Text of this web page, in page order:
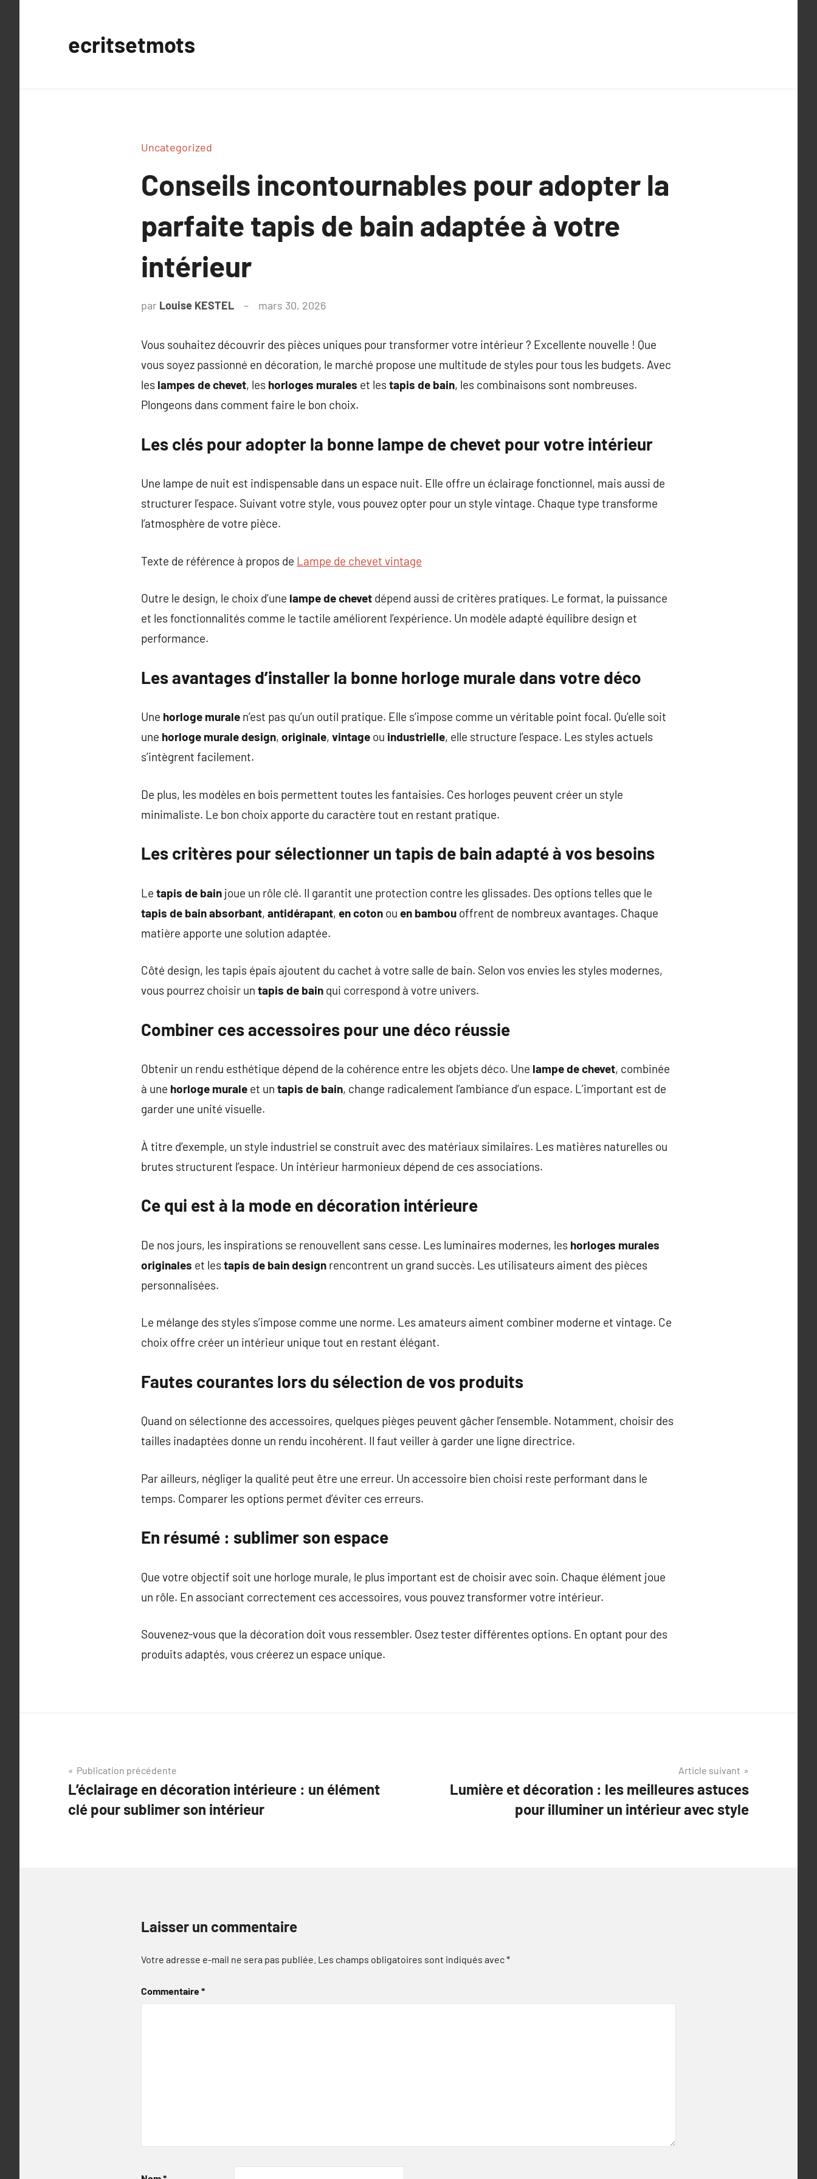
ecritsetmots
Uncategorized
Conseils incontournables pour adopter la
parfaite tapis de bain adaptée à votre
intérieur
par Louise KESTEL mars 30, 2026
Vous souhaitez découvrir des pièces uniques pour transformer votre intérieur ? Excellente nouvelle ! Que
vous soyez passionné en décoration, le marché propose une multitude de styles pour tous les budgets. Avec
les lampes de chevet, les horloges murales et lestapis de bain, les combinaisons sont nombreuses.
Plongeons dans comment faire le bon choix.
Les clés pour adopter la bonne lampe de chevet pour votre intérieur
Une lampe de nuit est indispensable dans un espace nuit. Elle offre un éclairage fonctionnel, mais aussi de
structurer l’espace. Suivant votre style, vous pouvez opter pour un style vintage. Chaque type transforme
l’atmosphère de votre pièce.
Texte de référence à propos de Lampe de chevet vintage
Outre le design, le choix d’une lampe de chevet dépend aussi de critères pratiques. Le format, la puissance
et les fonctionnalités comme le tactile améliorent l’expérience. Un modèle adapté équilibre design et
performance.
Les avantages d’installer la bonne horloge murale dans votre déco
Une horloge murale n’est pas qu’un outil pratique. Elle s’impose comme un véritable point focal. Qu’elle soit
une horloge murale design, originale, vintage ou industrielle, elle structure l’espace. Les styles actuels
s’intègrent facilement.
De plus, les modèles en bois permettent toutes les fantaisies. Ces horloges peuvent créer un style
minimaliste. Le bon choix apporte du caractère tout en restant pratique.
Les critères pour sélectionner un tapis de bain adapté à vos besoins
Le tapis de bain joue un rôle clé. Il garantit une protection contre les glissades. Des options telles que le
tapis de bain absorbant, antidérapant, en coton ou en bambou offrent de nombreux avantages. Chaque
matière apporte une solution adaptée.
Côté design, les tapis épais ajoutent du cachet à votre salle de bain. Selon vos envies les styles modernes,
vous pourrez choisir un tapis de bain qui correspond à votre univers.
Combiner ces accessoires pour une déco réussie
Obtenir un rendu esthétique dépend de la cohérence entre les objets déco. Une lampe de chevet, combinée
à une horloge murale et un tapis de bain, change radicalement l’ambiance d’un espace. L’important est de
garder une unité visuelle.
À titre d’exemple, un style industriel se construit avec des matériaux similaires. Les matières naturelles ou
brutes structurent l’espace. Un intérieur harmonieux dépend de ces associations.
Ce qui est à la mode en décoration intérieure
De nos jours, les inspirations se renouvellent sans cesse. Les luminaires modernes, les horloges murales
originales et lestapis de bain design rencontrent un grand succès. Les utilisateurs aiment des pièces
personnalisées.
Le mélange des styles s’impose comme une norme. Les amateurs aiment combiner moderne et vintage. Ce
choix offre créer un intérieur unique tout en restant élégant.
Fautes courantes lors du sélection de vos produits
Quand on sélectionne des accessoires, quelques pièges peuvent gâcher l’ensemble. Notamment, choisir des
tailles inadaptées donne un rendu incohérent. Il faut veiller à garder une ligne directrice.
Par ailleurs, négliger la qualité peut être une erreur. Un accessoire bien choisi reste performant dans le
temps. Comparer les options permet d’éviter ces erreurs.
En résumé : sublimer son espace
Que votre objectif soit une horloge murale, le plus important est de choisir avec soin. Chaque élément joue
un rôle. En associant correctement ces accessoires, vous pouvez transformer votre intérieur.
Souvenez-vous que la décoration doit vous ressembler. Osez tester différentes options. En optant pour des
produits adaptés, vous créerez un espace unique.
Navigation
de
l’article
Publication précédente
L’éclairage en décoration intérieure : un élément
clé pour sublimer son intérieur
Article suivant
Lumière et décoration : les meilleures astuces
pour illuminer un intérieur avec style
Laisser un commentaire
Votre adresse e-mail ne sera pas publiée. Les champs obligatoires sont indiqués avec*
Commentaire*